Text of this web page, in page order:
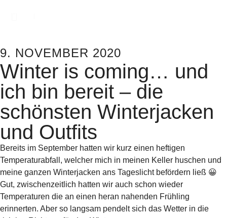
9. NOVEMBER 2020
Winter is coming… und
ich bin bereit – die
schönsten Winterjacken
und Outfits
Bereits im September hatten wir kurz einen heftigen
Temperaturabfall, welcher mich in meinen Keller huschen und
meine ganzen Winterjacken ans Tageslicht befördern ließ 😀
Gut, zwischenzeitlich hatten wir auch schon wieder
Temperaturen die an einen heran nahenden Frühling
erinnerten. Aber so langsam pendelt sich das Wetter in die